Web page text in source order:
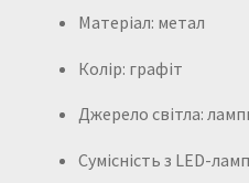
Матеріал: метал
Колір: графіт
Джерело світла:
Сумісність з LED-